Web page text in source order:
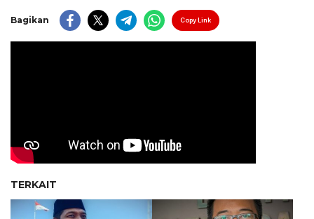
Bagikan Copy Link
TERKAIT